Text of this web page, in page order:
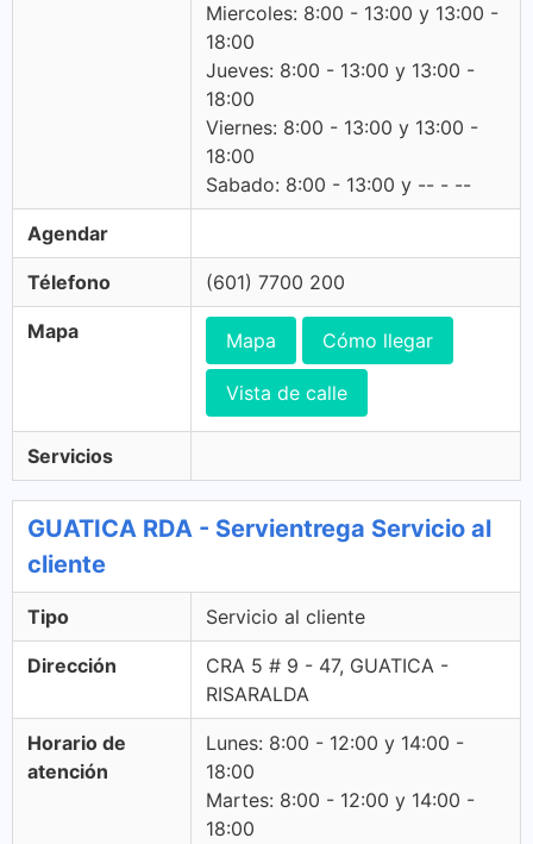
Miercoles: 8:00 - 13:00 y 13:00 -
18:00
Jueves: 8:00 - 13:00 y 13:00 -
18:00
Viernes: 8:00 - 13:00 y 13:00 -
18:00
Sabado: 8:00 - 13:00 y -- - --
Agendar
Télefono (601) 7700 200
Mapa Mapa Cómo llegar
Vista de calle
Servicios
GUATICA RDA - Servientrega Servicio al
cliente
Tipo Servicio al cliente
Dirección
CRA 5 # 9 - 47, GUATICA -
RISARALDA
Horario de
atención
Lunes: 8:00 - 12:00 y 14:00 -
18:00
Martes: 8:00 - 12:00 y 14:00 -
18:00